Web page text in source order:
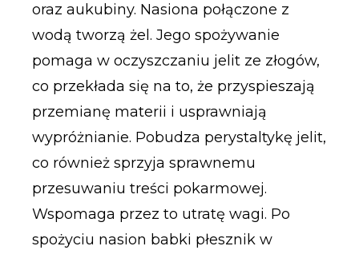
oraz aukubiny. Nasiona połączone z
wodą tworzą żel. Jego spożywanie
pomaga w oczyszczaniu jelit ze złogów,
co przekłada się na to, że przyspieszają
przemianę materii i usprawniają
wypróżnianie. Pobudza perystaltykę jelit,
co również sprzyja sprawnemu
przesuwaniu treści pokarmowej.
Wspomaga przez to utratę wagi. Po
spożyciu nasion babki płesznik w